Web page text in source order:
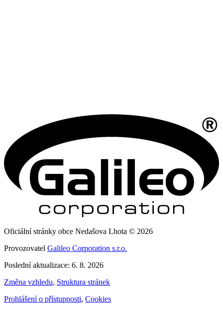
Oficiální stránky obce Nedašova Lhota © 2026
Provozovatel Galileo Corporation s.r.o.
Poslední aktualizace: 6. 8. 2026
Změna vzhledu, Struktura stránek
Prohlášení o přístupnosti, Cookies